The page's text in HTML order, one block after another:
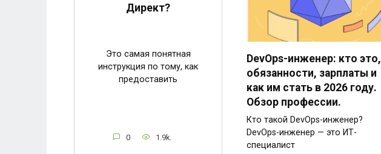
Директ?
Это самая понятная
инструкция по тому, как
предоставить
0 1.9k.
DevOps-инженер: кто это,
обязанности, зарплаты и
как им стать в 2026 году.
Обзор профессии.
Кто такой DevOps-инженер?
DevOps-инженер — это ИТ-
специалист